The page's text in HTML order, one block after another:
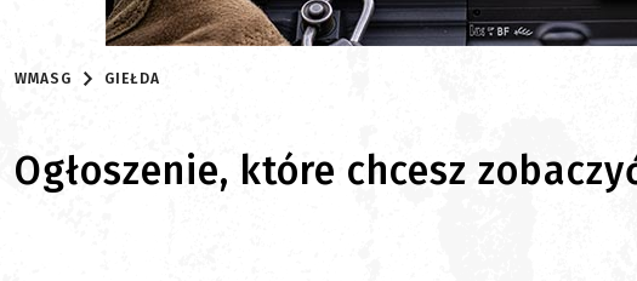
WMASG GIEŁDA
Ogłoszenie, które chcesz